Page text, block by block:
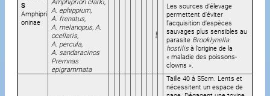
S
Amphipri
oninae
A. ephippium,
A. frenatus,
A. melanopus, A.
ocellaris,
A. percula,
A. sandaracinos
Premnas
epigrammata
Les sources d’élevage
permettent d’éviter
l’acquisition d’espèces
sauvages plus sensibles au
parasite Brooklynella
hostilisà l’origine de la
« maladie des poissons-
clowns ».
Taille 40 à 55cm. Lents et
nécessitent un espace de